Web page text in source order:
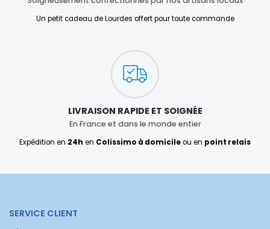
Un petit cadeau de Lourdes offert pour toute commande
LIVRAISON RAPIDE ET SOIGNÉE
En France et dans le monde entier
Expédition en 24h en Colissimo à domicileou en point relais
SERVICE CLIENT